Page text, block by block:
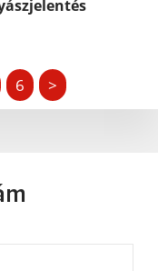
6 >